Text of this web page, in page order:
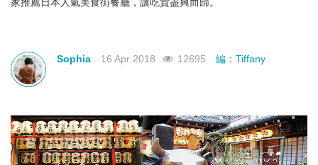
Sophia 16 Apr 2018 12695 編：Tiffany